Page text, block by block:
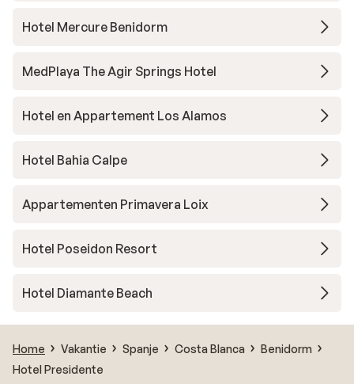
Hotel Mercure Benidorm
MedPlaya The Agir Springs Hotel
Hotel en Appartement Los Alamos
Hotel Bahia Calpe
Appartementen Primavera Loix
Hotel Poseidon Resort
Hotel Diamante Beach
Home Vakantie Spanje Costa Blanca
Benidorm
Hotel Presidente